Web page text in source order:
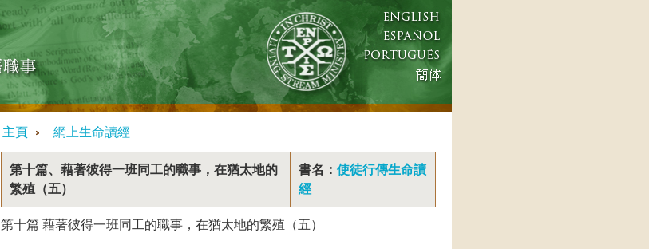
主頁 網上生命讀經
第十篇、藉著彼得一班同工的職事，在猶太地的
繁殖（五）
書名： 使徒行傳生命讀
經
第十篇 藉著彼得一班同工的職事，在猶太地的繁殖（五）